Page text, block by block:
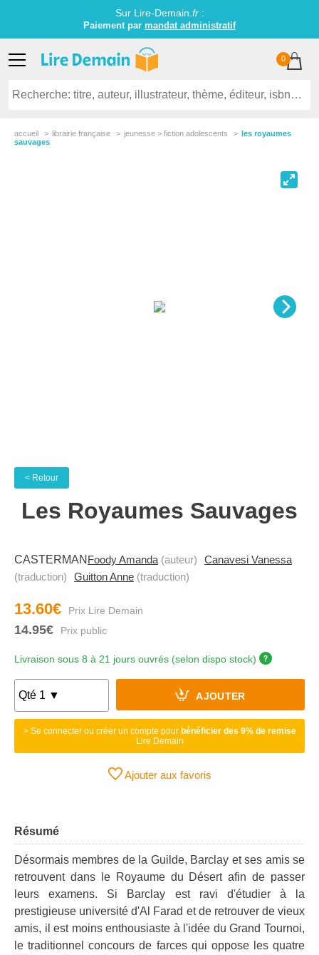
Sur Lire-Demain. fr:
Paiement par mandat administratif
0
accueil librairie française jeunesse > fiction adolescents
les royaumes
sauvages
< Retour
Les Royaumes Sauvages
CASTERMAN Foody Amanda (auteur)
Canavesi Vanessa
(traduction)
Guitton Anne (traduction)
13.60€
14.95€
Livraison sous 8 à 21 jours ouvrés (selon dispo stock)
AJOUTER
> Se connecter ou créer un compte pour bénéficier des 9% de remise
Lire Demain
Ajouter aux favoris
Résumé
Désormais membres de la Guilde, Barclay et ses amis se
retrouvent dans le Royaume du Désert afin de passer
leurs examens. Si Barclay est ravi d'étudier à la
prestigieuse université d'Al Farad et de retrouver de vieux
amis, il est moins enthousiaste à l'idée du Grand Tournoi,
le traditionnel concours de farces qui oppose les quatre